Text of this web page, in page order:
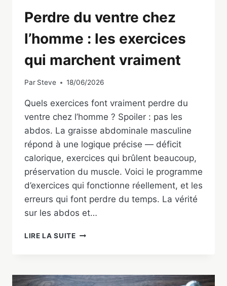
Perdre du ventre chez
l’homme : les exercices
qui marchent vraiment
Par Steve 18/06/2026
Quels exercices font vraiment perdre du
ventre chez l’homme ? Spoiler : pas les
abdos. La graisse abdominale masculine
répond à une logique précise — déficit
calorique, exercices qui brûlent beaucoup,
préservation du muscle. Voici le programme
d’exercices qui fonctionne réellement, et les
erreurs qui font perdre du temps. La vérité
sur les abdos et…
LIRE LA SUITEPERDRE
L’HOMME